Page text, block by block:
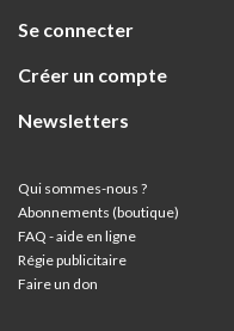
Se connecter
Créer un compte
Newsletters
Qui sommes-nous ?
Abonnements (boutique)
FAQ - aide en ligne
Régie publicitaire
Faire un don